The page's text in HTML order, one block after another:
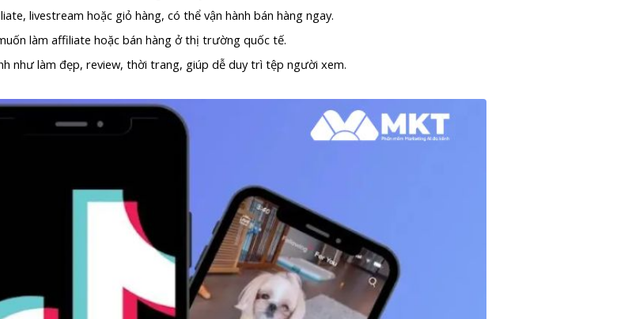
livestream hoặc giỏ hàng, có thể vận hành bán hàng ngay.
làm affiliate hoặc bán hàng ở thị trường quốc tế.
như làm đẹp, review, thời trang, giúp dễ duy trì tệp người xem.